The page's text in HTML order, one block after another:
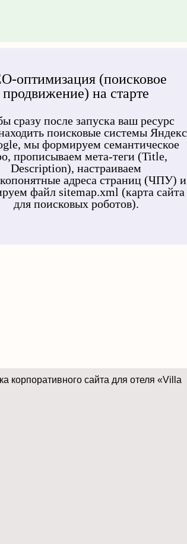
оптимизация (поисковое
продвижение) на старте
сразу после запуска ваш ресурс
поисковые системы Яндекс
мы формируем семантическое
прописываем мета-теги (Title,
Description), настраиваем
адреса страниц (ЧПУ) и
файл sitemap.xml (карта сайта
для поисковых роботов).